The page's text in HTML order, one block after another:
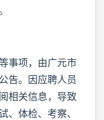
事项，由广元市
告。因应聘人员
相关信息，导致
、体检、考察、